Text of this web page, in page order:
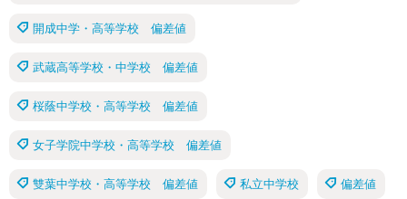
開成中学・高等学校 偏差値
武蔵高等学校・中学校 偏差値
桜蔭中学校・高等学校 偏差値
女子学院中学校・高等学校 偏差値
雙葉中学校・高等学校 偏差値 私立中学校 偏差値